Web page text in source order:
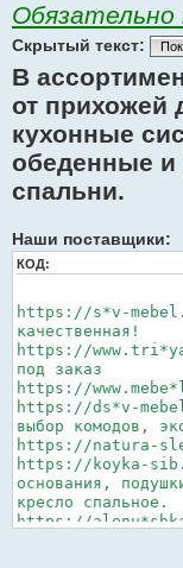
Скрытый текст:
В
от прихожей
кухонные
обеденные и
спальни.
Наши поставщики:
КОД:
https://s*v-
качественная!
https://
под заказ
https://
https://ds*v-
выбор комодов,
https://natura-
https://koyka-
основания,
кресло спальное.
https://